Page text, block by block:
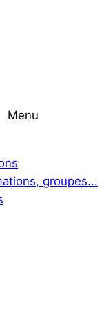
Menu
groupes...